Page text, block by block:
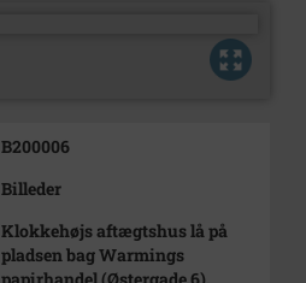
B200006
Billeder
Klokkehøjs aftægtshus lå på
pladsen bag Warmings